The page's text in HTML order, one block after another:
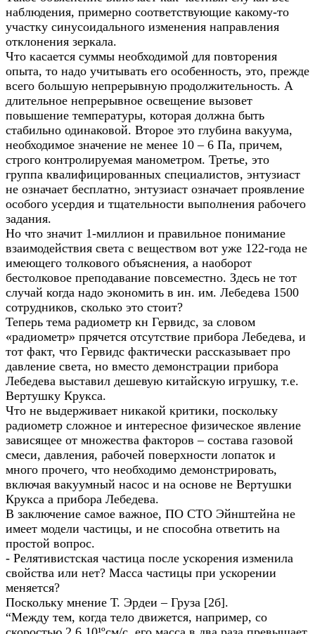
наблюдения, примерно соответствующие какому-то
участку синусоидального изменения направления
отклонения зеркала.
Что касается суммы необходимой для повторения
опыта, то надо учитывать его особенность, это, прежде
всего большую непрерывную продолжительность. А
длительное непрерывное освещение вызовет
повышение температуры, которая должна быть
стабильно одинаковой. Второе это глубина вакуума,
необходимое значение не менее 10 – 6 Па, причем,
строго контролируемая манометром. Третье, это
группа квалифицированных специалистов, энтузиаст
не означает бесплатно, энтузиаст означает проявление
особого усердия и тщательности выполнения рабочего
задания.
Но что значит 1-миллион и правильное понимание
взаимодействия света с веществом вот уже 122-года не
имеющего толкового объяснения, а наоборот
бестолковое преподавание повсеместно. Здесь не тот
случай когда надо экономить в ин. им. Лебедева 1500
сотрудников, сколько это стоит?
Теперь тема радиометр кн Гервидс, за словом
«радиометр» прячется отсутствие прибора Лебедева, и
тот факт, что Гервидс фактически рассказывает про
давление света, но вместо демонстрации прибора
Лебедева выставил дешевую китайскую игрушку, т.е.
Вертушку Крукса.
Что не выдерживает никакой критики, поскольку
радиометр сложное и интересное физическое явление
зависящее от множества факторов – состава газовой
смеси, давления, рабочей поверхности лопаток и
много прочего, что необходимо демонстрировать,
включая вакуумный насос и на основе не Вертушки
Крукса а прибора Лебедева.
В заключение самое важное, ПО СТО Эйнштейна не
имеет модели частицы, и не способна ответить на
простой вопрос.
- Релятивистская частица после ускорения изменила
свойства или нет? Масса частицы при ускорении
меняется?
Поскольку мнение Т. Эрдеи – Груза [2б].
“Между тем, когда тело движется, например, со